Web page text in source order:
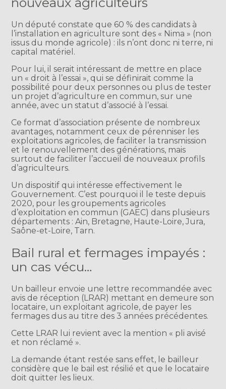
Un député constate que 60 % des candidats à
l’installation en agriculture sont des « Nima » (non
issus du monde agricole) : ils n’ont donc ni terre, ni
capital matériel.
Pour lui, il serait intéressant de mettre en place
un « droit à l’essai », qui se définirait comme la
possibilité pour deux personnes ou plus de tester
un projet d’agriculture en commun, sur une
année, avec un statut d’associé à l’essai.
Ce format d’association présente de nombreux
avantages, notamment ceux de pérenniser les
exploitations agricoles, de faciliter la transmission
et le renouvellement des générations, mais
surtout de faciliter l’accueil de nouveaux profils
d’agriculteurs.
Un dispositif qui intéresse effectivement le
Gouvernement. C’est pourquoi il le teste depuis
2020, pour les groupements agricoles
d’exploitation en commun (GAEC) dans plusieurs
départements : Ain, Bretagne, Haute-Loire, Jura,
Saône-et-Loire, Tarn.
Bail rural et fermages impayés :
un cas vécu…
Un bailleur envoie une lettre recommandée avec
avis de réception (LRAR) mettant en demeure son
locataire, un exploitant agricole, de payer les
fermages dus au titre des 3 années précédentes.
Cette LRAR lui revient avec la mention « pli avisé
et non réclamé ».
La demande étant restée sans effet, le bailleur
considère que le bail est résilié et que le locataire
doit quitter les lieux.